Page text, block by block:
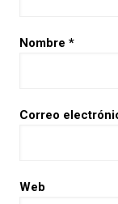
Nombre *
Correo
Web